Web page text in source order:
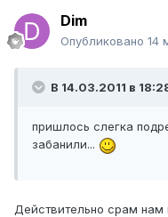
Dim
Опубликовано 14
В 14.03.2011 в
пришлось слегка
забанили...
Действительно срам нам